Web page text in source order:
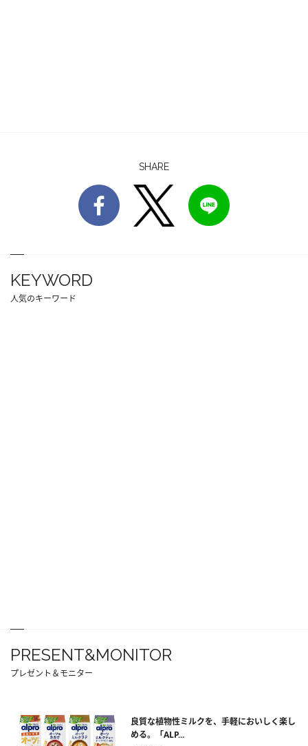
SHARE
KEYWORD
人気のキーワード
PRESENT&MONITOR
プレゼント＆モニター
良質な植物性ミルクを、手軽においしく楽し
める。「ALP...